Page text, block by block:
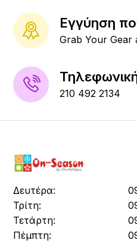
Εγγύηση
Grab Your Gear
210 492 2134
Δευτέρα:
Τρίτη:
Τετάρτη:
Πέμπτη: